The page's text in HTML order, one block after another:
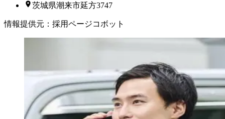
茨城県潮来市延方3747
情報提供元 ： 採用ページコボット